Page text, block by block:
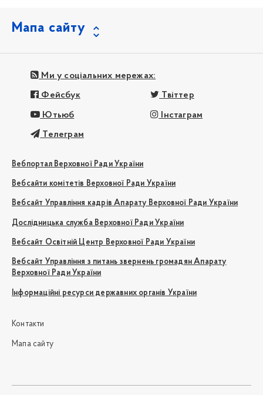
Мапа сайту
Ми у соціальних мережах:
Фейсбук Твіттер
Ютьюб Інстаграм
Телеграм
Вебпортал Верховної Ради України
Вебсайти комітетів Верховної Ради України
Вебсайт Управління кадрів Апарату Верховної Ради України
Дослідницька служба Верховної Ради України
Вебсайт Освітній Центр Верховної Ради України
Вебсайт Управління з питань звернень громадян Апарату
Верховної Ради України
Інформаційні ресурси державних органів України
Контакти
Мапа сайту